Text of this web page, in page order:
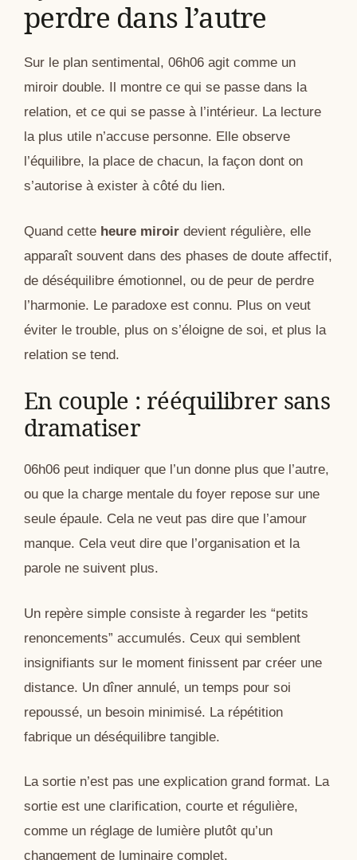
perdre dans l’autre
Sur le plan sentimental, 06h06 agit comme un
miroir double. Il montre ce qui se passe dans la
relation, et ce qui se passe à l’intérieur. La lecture
la plus utile n’accuse personne. Elle observe
l’équilibre, la place de chacun, la façon dont on
s’autorise à exister à côté du lien.
Quand cette heure miroir devient régulière, elle
apparaît souvent dans des phases de doute affectif,
de déséquilibre émotionnel, ou de peur de perdre
l’harmonie. Le paradoxe est connu. Plus on veut
éviter le trouble, plus on s’éloigne de soi, et plus la
relation se tend.
En couple : rééquilibrer sans
dramatiser
06h06 peut indiquer que l’un donne plus que l’autre,
ou que la charge mentale du foyer repose sur une
seule épaule. Cela ne veut pas dire que l’amour
manque. Cela veut dire que l’organisation et la
parole ne suivent plus.
Un repère simple consiste à regarder les “petits
renoncements” accumulés. Ceux qui semblent
insignifiants sur le moment finissent par créer une
distance. Un dîner annulé, un temps pour soi
repoussé, un besoin minimisé. La répétition
fabrique un déséquilibre tangible.
La sortie n’est pas une explication grand format. La
sortie est une clarification, courte et régulière,
comme un réglage de lumière plutôt qu’un
changement de luminaire complet.